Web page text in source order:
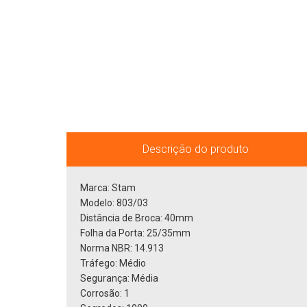
Descrição do produto
Marca: Stam
Modelo: 803/03
Distância de Broca: 40mm
Folha da Porta: 25/35mm
Norma NBR: 14.913
Tráfego: Médio
Segurança: Média
Corrosão: 1